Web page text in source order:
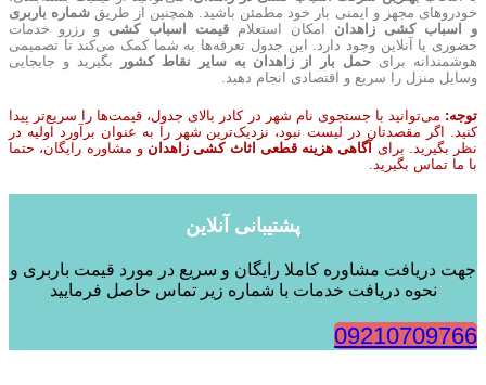
خودروهای مجهز و ایمنی بار خود مطمئن باشید. همچنین از طریق شماره باربری
و اسباب کشی زاهدان
امکان استعلام قیمت اسباب کشی و رزرو خدمات
حضوری یا آنلاین وجود دارد. این جدول تعرفه‌ها به شما کمک می‌کند تا تصمیمی
هوشمندانه برای حمل بار از زاهدان به سایر نقاط کشور
بگیرید و جابجایی
وسایل منزل را سریع و اقتصادی انجام دهید.
توجه: می‌توانید با جستجوی نام شهر در کادر بالای جدول، قیمت‌ها را سریع‌تر پیدا
کنید. اگر مقصدتان در لیست نبود، نزدیک‌ترین شهر را به عنوان برآورد اولیه در
نظر بگیرید. برای آگاهی هزینه قطعی اثاث کشی زاهدانو مشاوره رایگان، حتما
با ما تماس بگیرید.
پشتیبانی آنلاین
جهت دریافت مشاوره کاملا رایگان و سریع در مورد قیمت باربری و
نحوه دریافت خدمات با شماره زیر تماس حاصل فرمایید
09210709766